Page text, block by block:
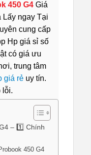
450 G4 Giá
Lấy ngay Tại
cung cấp
Hp giá sỉ số
có giá ưu
trung tâm
giá rẻ uy tín.
lỗi.
– 1️⃣ Chính
450 G4